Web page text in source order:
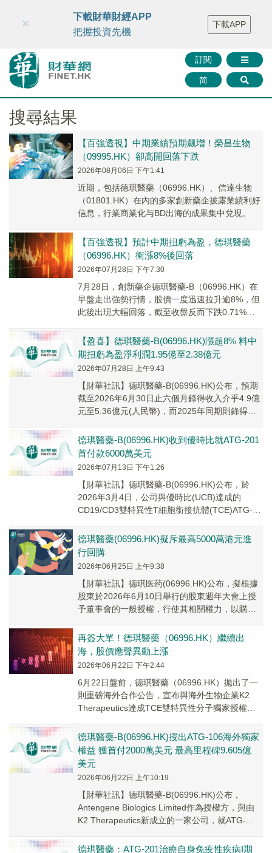
財華智庫網 FINTV FINMETA 財華證券 媒體矩陣
智庫沙龍
聯絡我們
訂閱
简
×
下載財華財經APP
把握投資先機
下載APP
搜尋結果
【百強透視】中期業績預期飆增！榮昌生物
（09995.HK）卻高開回落下跌
2026年08月06日 下午1:41
近期，包括德琪醫藥（06996.HK）、信達生物
（01801.HK）在內的多家創新藥企披露業績利好
信息，行業商業化与BD出海的成果集中兌現。
【百強透視】預計中期扭虧為盈，德琪醫藥
（06996.HK）衝漲8%後回落
2026年07月28日 下午7:30
7月28日，創新藥企德琪醫藥-B（06996.HK）在
早盤走出強勢行情，股價一度迅速拉升逾8%，但
此後出現大幅回落，截至收盤反而下跌0.71%，
【盈喜】德琪醫藥-B(06996.HK)漲超8% 料中
期扭虧為盈淨利潤1.95億至2.38億元
2026年07月28日 上午9:43
【財華社訊】德琪醫藥-B(06996.HK)公布，預期
截至2026年6月30日止六個月錄得收入介乎4.9億
元至5.36億元(人民幣)，而2025年同期則錄得收
德琪醫藥-B(06996.HK)收到優時比就ATG-201
首付款6000萬美元
2026年07月13日 下午1:26
【財華社訊】德琪醫藥-B(06996.HK)公布，於
2026年3月4日，公司與優時比(UCB)達成的
CD19/CD3雙特異性T細胞銜接抗體(TCE)ATG-
德琪醫藥(06996.HK)擬斥最高5000萬港元進
行回購
2026年06月25日 上午9:38
​【財華社訊】德琪医药(06996.HK)公布，擬根據
股東於2026年6月10日舉行的股東週年大會上授
予董事會的一般授權，行使其相關權力，以購回
再簽大單！德琪醫藥（06996.HK）繼續出
海，股價應聲異動上漲
2026年06月22日 下午2:44
6月22日盤前，德琪醫藥（06996.HK）拋出了一
則重磅海外合作公告，宣布與海外生物企業K2
Therapeutics達成TCE雙特異性分子獨家授權合
德琪醫藥-B(06996.HK)授出ATG-106海外獨家
權益 獲首付2000萬美元 最高里程碑9.605億
美元
2026年06月22日 上午10:19
【財華社訊】德琪醫藥-B(06996.HK)公布，
Antengene Biologics Limited作為授權方，與由
K2 Therapeutics新成立的一家公司，就ATG-...
德琪醫藥：ATG-201治療自身免疫性疾病I期